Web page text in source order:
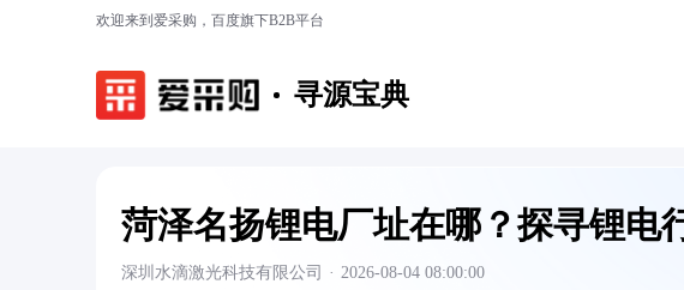
欢迎来到爱采购，百度旗下B2B平台
寻源宝典
菏泽名扬锂电厂址在哪？探寻锂电
深圳水滴激光科技有限公司 · 2026-08-04 08:00:00